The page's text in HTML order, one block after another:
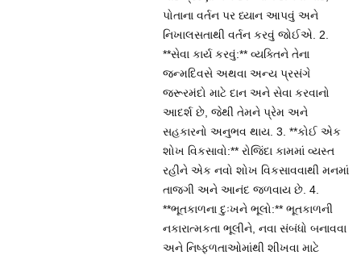
પોતાના વર્તન પર ધ્યાન આપવું અને
નિખાલસતાથી વર્તન કરવું જોઈએ. 2.
**સેવા કાર્ય કરવું:** વ્યક્તિને તેના
જન્મદિવસે અથવા અન્ય પ્રસંગે
જરૂરમંદો માટે દાન અને સેવા કરવાનો
આદર્શ છે, જેથી તેમને પ્રેમ અને
સહકારનો અનુભવ થાય. 3. **કોઈ એક
શોખ વિકસાવો:** રોજિંદા કામમાં વ્યસ્ત
રહીને એક નવો શોખ વિકસાવવાથી મનમાં
તાજગી અને આનંદ જળવાય છે. 4.
**ભૂતકાળના દુઃખને ભૂલો:** ભૂતકાળની
નકારાત્મકતા ભૂલીને, નવા સંબંધો બનાવવા
અને નિષ્ફળતાઓમાંથી શીખવા માટે